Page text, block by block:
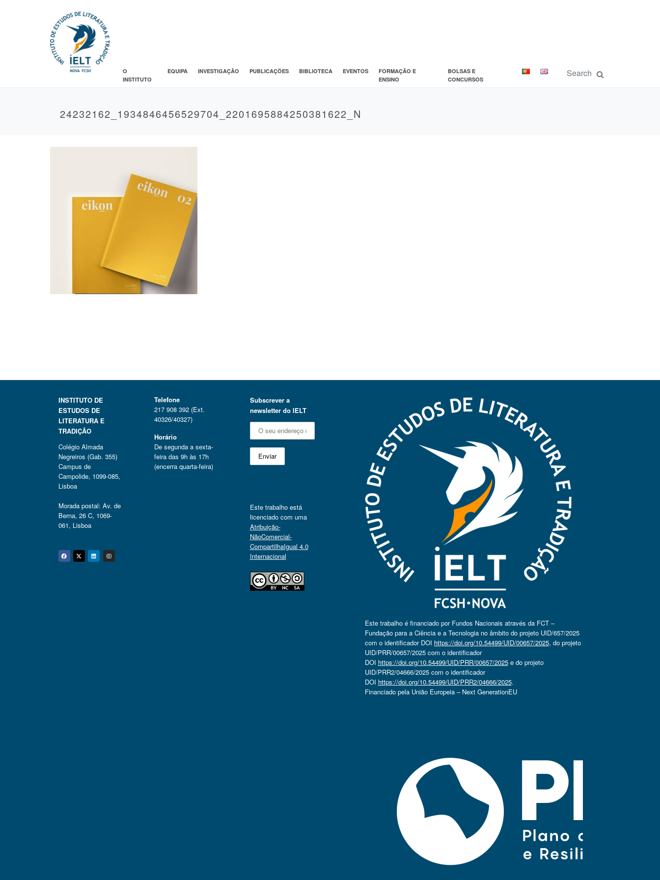
O
INSTITUTO
EQUIPA INVESTIGAÇÃO PUBLICAÇÕES BIBLIOTECA EVENTOS
FORMAÇÃO E
ENSINO
BOLSAS E
CONCURSOS
24232162_1934846456529704_2201695884250381622_N
INSTITUTO DE
ESTUDOS DE
LITERATURA E
TRADIÇÃO
Colégio Almada
Negreiros (Gab. 355)
Campus de
Campolide, 1099-085,
Lisboa
Morada postal: Av. de
Berna, 26 C, 1069-
061, Lisboa
Facebook
Twitter
Linkedin
Instagram
Telefone
217 908 392 (Ext.
40326/40327)
Horário
De segunda a sexta-
feira das 9h às 17h
(encerra quarta-feira)
Subscrever a
newsletter do IELT
Este trabalho está
licenciado com uma
Atribuição-
NãoComercial-
CompartilhaIgual 4.0
Internacional
Este trabalho é financiado por Fundos Nacionais através da FCT –
Fundação para a Ciência e a Tecnologia no âmbito do projeto UID/657/2025
com o identificador DOI https://doi.org/10.54499/UID/00657/2025, do projeto
UID/PRR/00657/2025 com o identificador
DOI https://doi.org/10.54499/UID/PRR/00657/2025e do projeto
UID/PRR2/04666/2025 com o identificador
DOI https://doi.org/10.54499/UID/PRR2/04666/2025.
Financiado pela União Europeia – Next GenerationEU